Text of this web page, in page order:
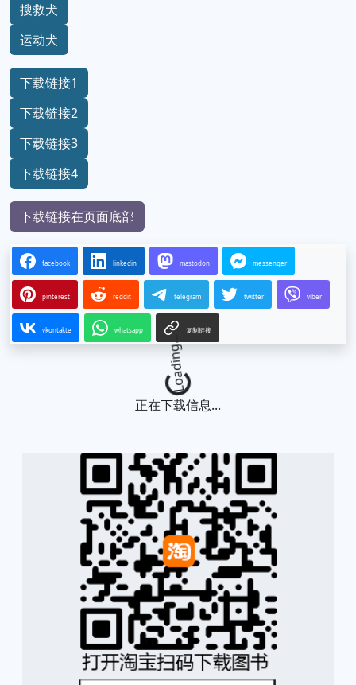
搜救犬
运动犬
下载链接1
下载链接2
下载链接3
下载链接4
下载链接在页面底部
facebook linkedin mastodon messenger
pinterest reddit telegram twitter viber
vkontakte whatsapp 复制链接
Loading...
正在下载信息...